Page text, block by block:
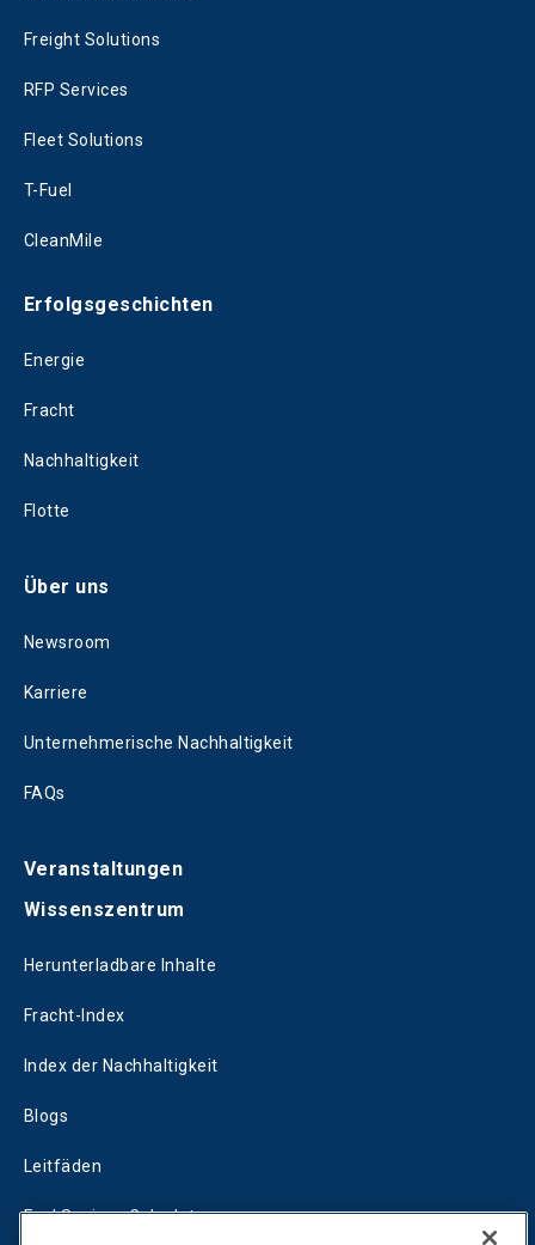
Freight Solutions
RFP Services
Fleet Solutions
T-Fuel
CleanMile
Erfolgsgeschichten
Energie
Fracht
Nachhaltigkeit
Flotte
Über uns
Newsroom
Karriere
Unternehmerische Nachhaltigkeit
FAQs
Veranstaltungen
Wissenszentrum
Herunterladbare Inhalte
Fracht-Index
Index der Nachhaltigkeit
Blogs
Leitfäden
Fuel Savings Calculator